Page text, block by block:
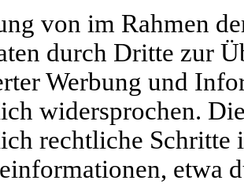
von im Rahmen
durch Dritte zur
Werbung und
widersprochen.
rechtliche Schritte
etwa